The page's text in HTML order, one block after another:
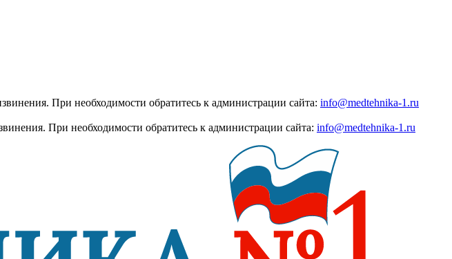
При необходимости обратитесь к администрации сайта: info@medtehnika-1.ru
При необходимости обратитесь к администрации сайта: info@medtehnika-1.ru